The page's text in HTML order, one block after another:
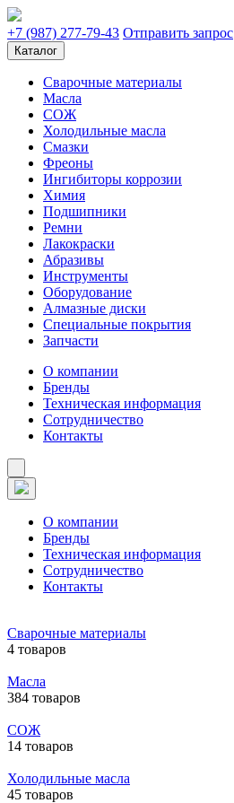
+7 (987) 277-79-43 Отправить запрос
Каталог
Сварочные материалы
Масла
СОЖ
Холодильные масла
Смазки
Фреоны
Ингибиторы коррозии
Химия
Подшипники
Ремни
Лакокраски
Абразивы
Инструменты
Оборудование
Алмазные диски
Специальные покрытия
Запчасти
О компании
Бренды
Техническая информация
Сотрудничество
Контакты
О компании
Бренды
Техническая информация
Сотрудничество
Контакты
Сварочные материалы
4 товаров
Масла
384 товаров
СОЖ
14 товаров
Холодильные масла
45 товаров